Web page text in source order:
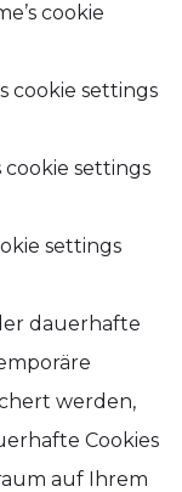
cookie
cookie settings
cookie settings
settings
dauerhafte
werden,
Cookies
auf Ihrem